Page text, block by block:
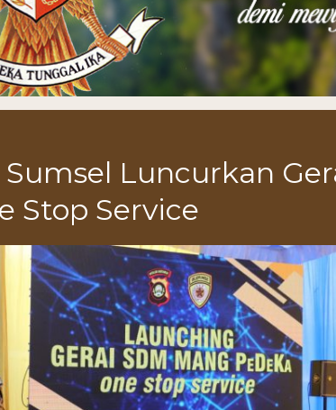
Sumsel Luncurkan
Stop Service